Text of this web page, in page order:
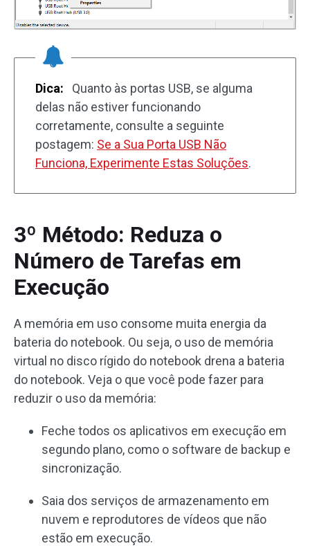
Dica:
Quanto às portas USB, se alguma
delas não estiver funcionando
corretamente, consulte a seguinte
postagem: Se a Sua Porta USB Não
Funciona, Experimente Estas Soluções.
3º Método: Reduza o
Número de Tarefas em
Execução
A memória em uso consome muita energia da
bateria do notebook. Ou seja, o uso de memória
virtual no disco rígido do notebook drena a bateria
do notebook. Veja o que você pode fazer para
reduzir o uso da memória:
Feche todos os aplicativos em execução em
segundo plano, como o software de backup e
sincronização.
Saia dos serviços de armazenamento em
nuvem e reprodutores de vídeos que não
estão em execução.